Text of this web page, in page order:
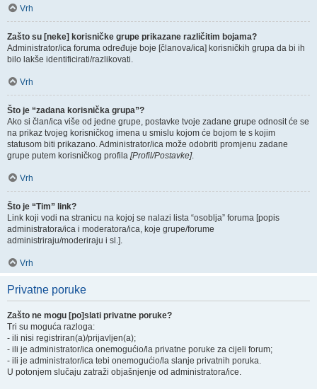
Vrh
Zašto su [neke] korisničke grupe prikazane različitim bojama?
Administrator/ica foruma određuje boje [članova/ica] korisničkih grupa da bi ih
bilo lakše identificirati/razlikovati.
Vrh
Što je “zadana korisnička grupa”?
Ako si član/ica više od jedne grupe, postavke tvoje zadane grupe odnosit će se
na prikaz tvojeg korisničkog imena u smislu kojom će bojom te s kojim
statusom biti prikazano. Administrator/ica može odobriti promjenu zadane
grupe putem korisničkog profila [Profil/Postavke].
Vrh
Što je “Tim” link?
Link koji vodi na stranicu na kojoj se nalazi lista “osoblja” foruma [popis
administratora/ica i moderatora/ica, koje grupe/forume
administriraju/moderiraju i sl.].
Vrh
Privatne poruke
Zašto ne mogu [po]slati privatne poruke?
Tri su moguća razloga:
- ili nisi registriran(a)/prijavljen(a);
- ili je administrator/ica onemogućio/la privatne poruke za cijeli forum;
- ili je administrator/ica tebi onemogućio/la slanje privatnih poruka.
U potonjem slučaju zatraži objašnjenje od administratora/ice.